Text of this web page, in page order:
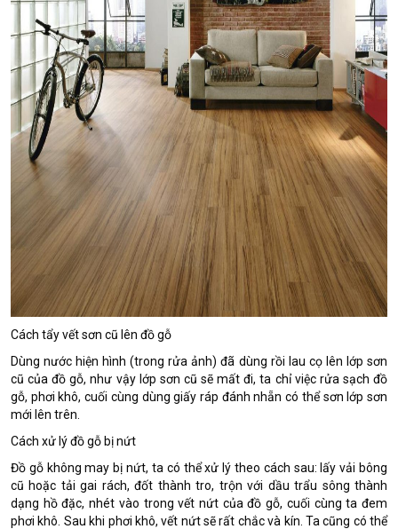
Cách tẩy vết sơn cũ lên đồ gỗ
Dùng nước hiện hình (trong rửa ảnh) đã dùng rồi lau cọ lên lớp sơn
cũ của đồ gỗ, như vậy lớp sơn cũ sẽ mất đi, ta chỉ việc rửa sạch đồ
gỗ, phơi khô, cuối cùng dùng giấy ráp đánh nhẵn có thể sơn lớp sơn
mới lên trên.
Cách xử lý đồ gỗ bị nứt
Đồ gỗ không may bị nứt, ta có thể xử lý theo cách sau: lấy vải bông
cũ hoặc tải gai rách, đốt thành tro, trộn với dầu trẩu sông thành
dạng hồ đặc, nhét vào trong vết nứt của đồ gỗ, cuối cùng ta đem
phơi khô. Sau khi phơi khô, vết nứt sẽ rất chắc và kín. Ta cũng có thể